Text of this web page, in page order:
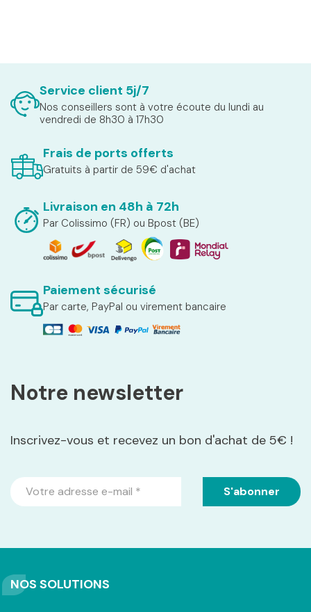
Service client 5j/7
Nos conseillers sont à votre écoute du lundi au
vendredi de 8h30 à 17h30
Frais de ports offerts
Gratuits à partir de 59€ d'achat
Livraison en 48h à 72h
Par Colissimo (FR) ou Bpost (BE)
Paiement sécurisé
Par carte, PayPal ou virement bancaire
Notre newsletter
Inscrivez-vous et recevez un bon d'achat de 5€ !
NOS SOLUTIONS